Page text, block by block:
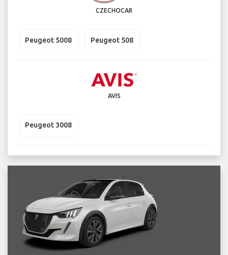
CZECHOCAR
Peugeot 5008 Peugeot 508
AVIS
Peugeot 3008